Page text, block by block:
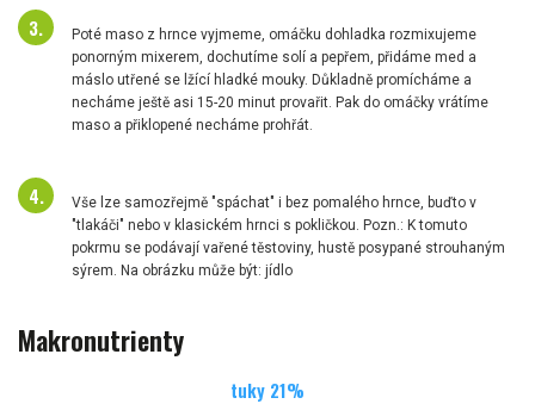
Poté maso z hrnce vyjmeme, omáčku dohladka rozmixujeme
ponorným mixerem, dochutíme solí a pepřem, přidáme med a
máslo utřené se lžící hladké mouky. Důkladně promícháme a
necháme ještě asi 15-20 minut provařit. Pak do omáčky vrátíme
maso a přiklopené necháme prohřát.
Vše lze samozřejmě "spáchat" i bez pomalého hrnce, buďto v
"tlakáči" nebo v klasickém hrnci s pokličkou. Pozn.: K tomuto
pokrmu se podávají vařené těstoviny, hustě posypané strouhaným
sýrem. Na obrázku může být: jídlo
Makronutrienty
tuky 21%